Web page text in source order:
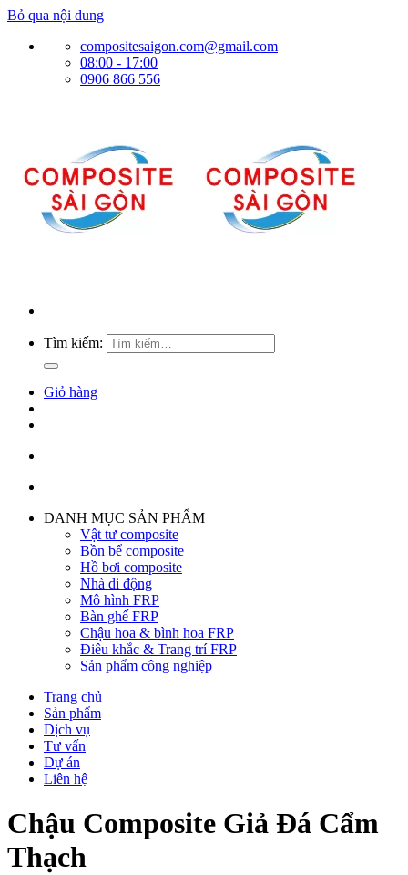
Bỏ qua nội dung
compositesaigon.com@gmail.com
08:00 - 17:00
0906 866 556
Tìm kiếm:
Giỏ hàng
DANH MỤC SẢN PHẨM
Vật tư composite
Bồn bể composite
Hồ bơi composite
Nhà di động
Mô hình FRP
Bàn ghế FRP
Chậu hoa & bình hoa FRP
Điêu khắc & Trang trí FRP
Sản phẩm công nghiệp
Trang chủ
Sản phẩm
Dịch vụ
Tư vấn
Dự án
Liên hệ
Chậu Composite Giả Đá Cẩm
Thạch